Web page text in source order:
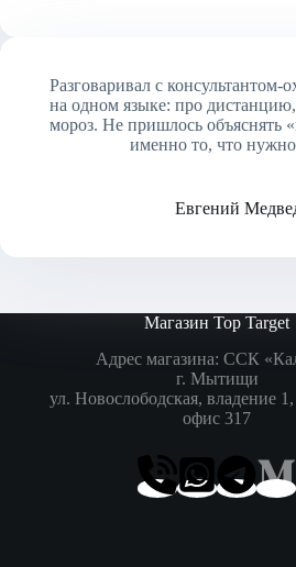
Разговаривал с консультантом-
на одном языке: про
мороз. Не пришлось объяснять
именно то, что
Евгений
Магазин Top Target
Адрес магазина: ССК
г. Мытищи
ул. Новослободская, владение
офис 317